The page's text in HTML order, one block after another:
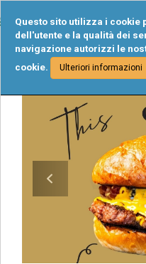
Questo sito utilizza i
dell'utente e la qualità dei
navigazione autorizzi le
cookie.
Ulteriori informazioni